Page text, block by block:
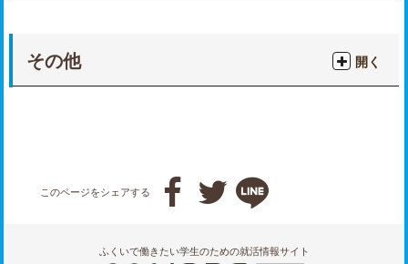
その他 開く
このページをシェアする   
ふくいで働きたい学生のための就活情報サイト